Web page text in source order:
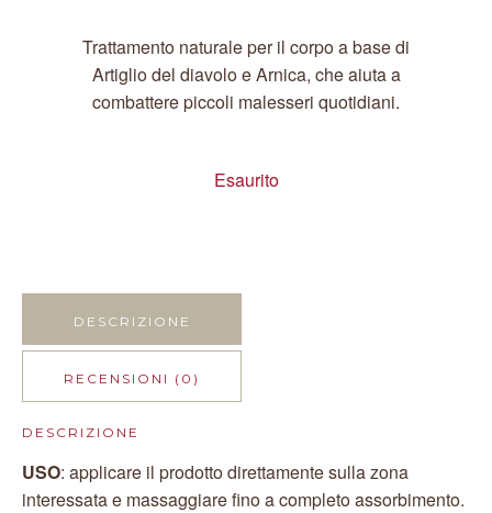
Trattamento naturale per il corpo a base di
Artiglio del diavolo e Arnica, che aiuta a
combattere piccoli malesseri quotidiani.
Esaurito
DESCRIZIONE
RECENSIONI (0)
DESCRIZIONE
USO: applicare il prodotto direttamente sulla zona
interessata e massaggiare fino a completo assorbimento.